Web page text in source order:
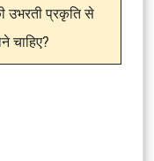
उभरती प्रकृति से
चाहिए?